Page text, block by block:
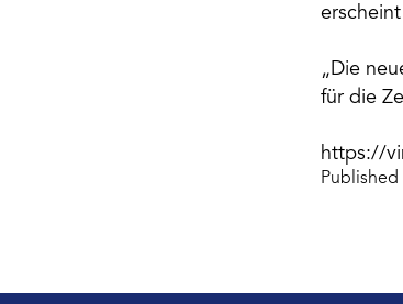
„Die
für die
https://
Published